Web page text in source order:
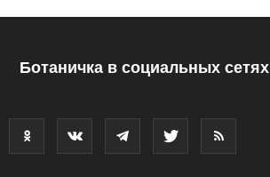
Ботаничка в социальных сетях